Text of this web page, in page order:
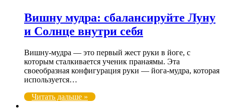
Вишну мудра: сбалансируйте Луну
и Солнце внутри себя
Вишну-мудра — это первый жест руки в йоге, с
которым сталкивается ученик пранаямы. Эта
своеобразная конфигурация руки — йога-мудра, которая
используется…
Читать дальше »